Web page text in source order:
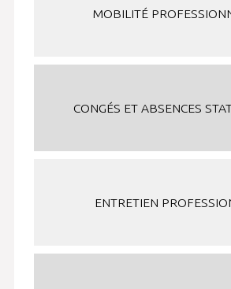
MOBILITÉ
CONGÉS ET ABSENCES
ENTRETIEN